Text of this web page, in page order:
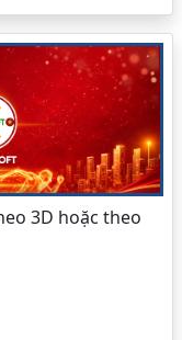
3D hoặc theo